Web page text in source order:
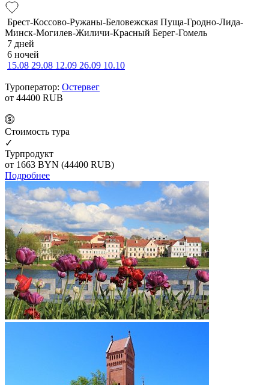
Брест-Коссово-Ружаны-Беловежская Пуща-Гродно-Лида-
Минск-Могилев-Жиличи-Красный Берег-Гомель
7 дней
6 ночей
15.08 29.08 12.09 26.09 10.10
Туроператор: Остервег
от 44400 RUB
Cтоимость тура
✓
Турпродукт
от 1663 BYN (44400 RUB)
Подробнее